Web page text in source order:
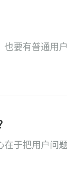
要有普通用
于把用户问